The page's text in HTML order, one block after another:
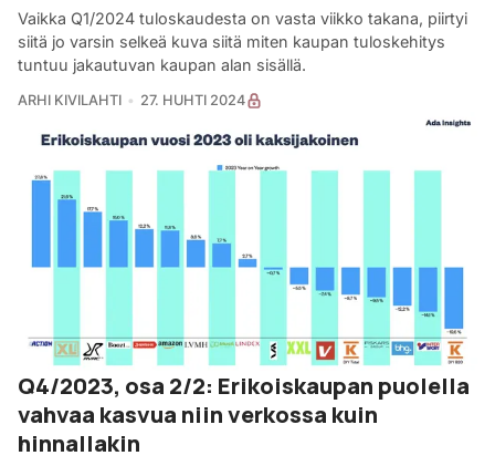
Vaikka Q1/2024 tuloskaudesta on vasta viikko takana, piirtyi
siitä jo varsin selkeä kuva siitä miten kaupan tuloskehitys
tuntuu jakautuvan kaupan alan sisällä.
ARHI KIVILAHTI 27. HUHTI 2024
Q4/2023, osa 2/2: Erikoiskaupan puolella
vahvaa kasvua niin verkossa kuin
hinnallakin